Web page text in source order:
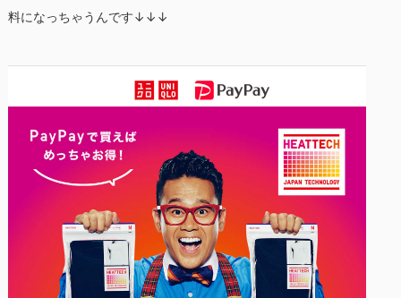
料になっちゃうんです↓↓↓